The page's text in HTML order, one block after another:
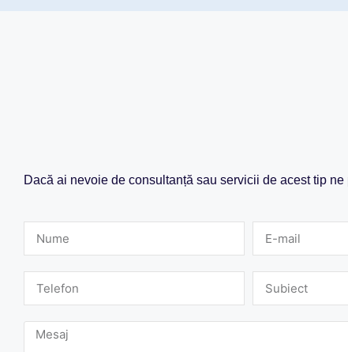
Dacă ai nevoie de consultanță sau servicii de acest tip ne